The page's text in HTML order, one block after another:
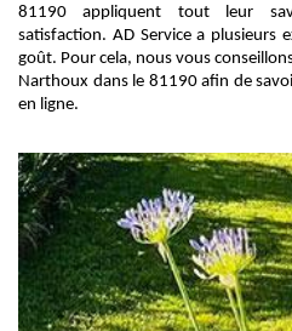
81190 appliquent tout leur
satisfaction. AD Service a plusieurs
goût. Pour cela, nous vous
Narthoux dans le 81190 afin de
en ligne.